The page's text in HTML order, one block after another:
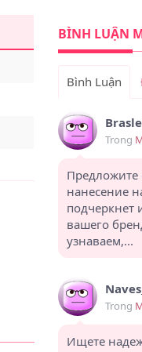
BÌNH LUẬN
Bình Luận
Trong
Предложите
нанесение
подчеркнет
вашего
узнаваем,...
Trong
Ищете